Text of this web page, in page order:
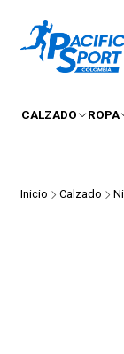
CALZADO ROPA
Inicio Calzado